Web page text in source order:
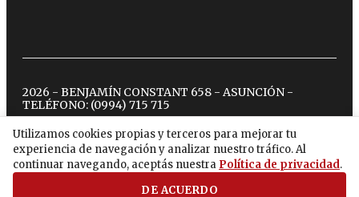
Utilizamos cookies propias y terceros para mejorar tu
experiencia de navegación y analizar nuestro tráfico. Al
continuar navegando, aceptás nuestra Política de privacidad.
DE ACUERDO
2026 - BENJAMÍN CONSTANT 658 - ASUNCIÓN -
TELÉFONO: (0994) 715 715
twitterinstagram
facebook
tiktokyoutubespotify